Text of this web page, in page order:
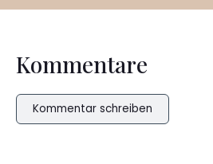
Kommentare
Kommentar schreiben